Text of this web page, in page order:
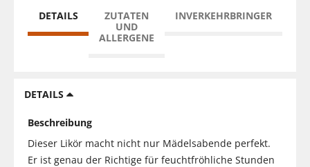
DETAILS
ZUTATEN
UND
ALLERGENE
INVERKEHRBRINGER
DETAILS
Beschreibung
Dieser Likör macht nicht nur Mädelsabende perfekt.
Er ist genau der Richtige für feuchtfröhliche Stunden